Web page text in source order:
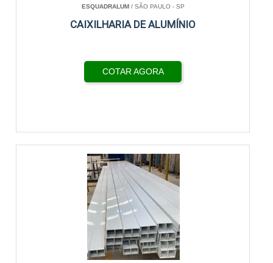
ESQUADRALUM/ SÃO PAULO - SP
CAIXILHARIA DE ALUMÍNIO
COTAR AGORA